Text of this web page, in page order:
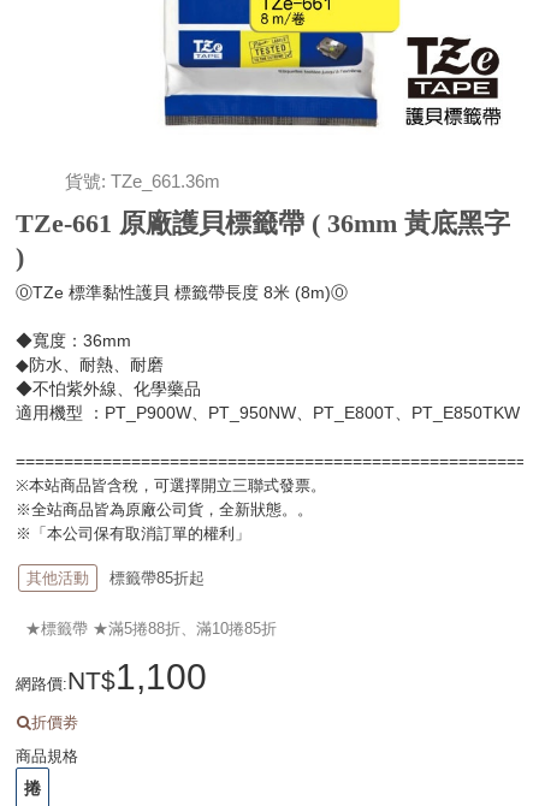
貨號: TZe_661.36m
TZe-661 原廠護貝標籤帶 ( 36mm 黃底黑字
)
ⓄTZe 標準黏性護貝 標籤帶長度 8米 (8m)Ⓞ
◆寬度：36mm
◆防水、耐熱、耐磨
◆不怕紫外線、化學藥品
適用機型 ：PT_P900W、PT_950NW、PT_E800T、PT_E850TKW
=====================================================
※本站商品皆含稅，可選擇開立三聯式發票。
※全站商品皆為原廠公司貨，全新狀態。。
※「本公司保有取消訂單的權利」
其他活動 標籤帶85折起
★標籤帶 ★滿5捲88折、滿10捲85折
網路價: 1,100
折價劵
商品規格
捲